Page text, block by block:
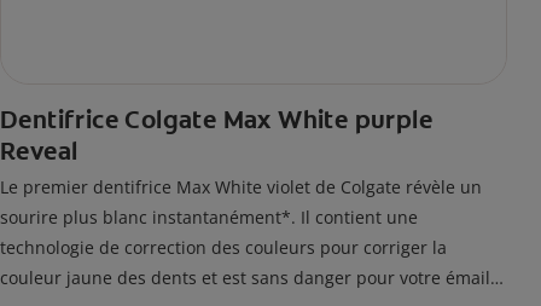
Dentifrice Colgate Max White purple
Reveal
Le premier dentifrice Max White violet de Colgate révèle un
sourire plus blanc instantanément*. Il contient une
technologie de correction des couleurs pour corriger la
couleur jaune des dents et est sans danger pour votre émail.